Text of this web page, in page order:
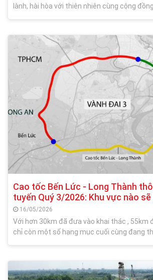
lành, hài hòa với thiên nhiên cùng cộng
Cao tốc Bến Lức - Long Thành
tuyến Quý 3/2026: Khu vực nào
nhất?
16/05/2026
Với hơn 30km đã đưa vào khai thác , 55km
chỉ còn một số hạng mục cuối cùng đang
kết nối liên vùng, không chỉ rút ngắn thời
còn tạo dư địa tăng trưởng cho logistics,